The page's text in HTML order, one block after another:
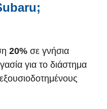
20% σε γνήσια
για το διάστημα